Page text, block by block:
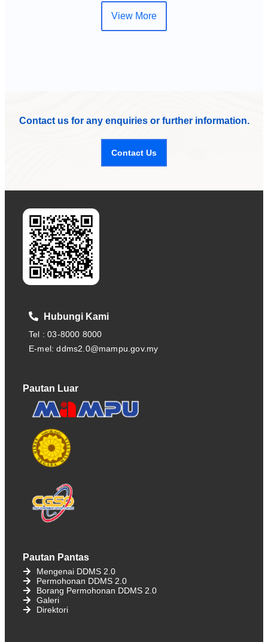
View More
Contact us for any enquiries or further information.
Contact Us
Hubungi Kami
Tel : 03-8000 8000
E-mel: ddms2.0@mampu.gov.my
Pautan Luar
Pautan Pantas
Mengenai DDMS 2.0
Permohonan DDMS 2.0
Borang Permohonan DDMS 2.0
Galeri
Direktori